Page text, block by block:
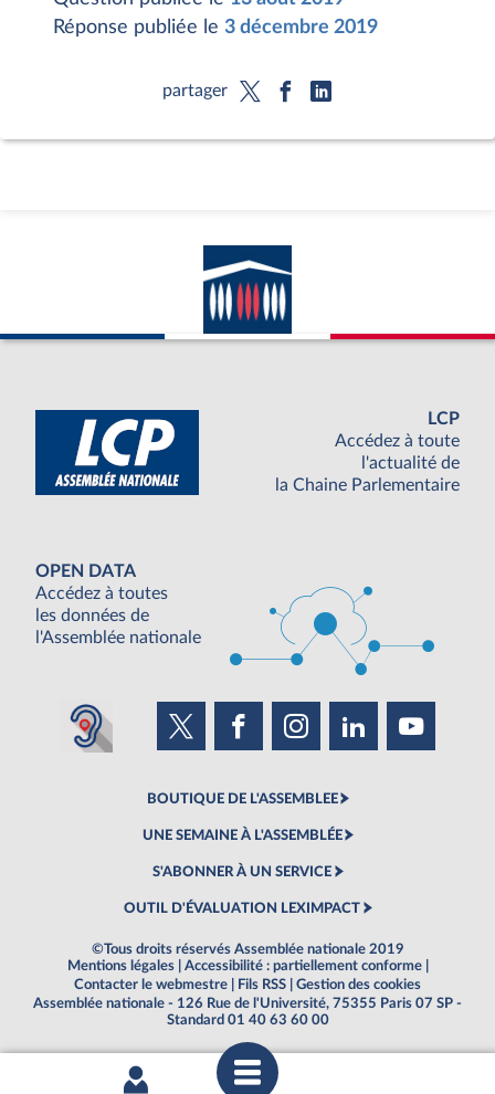
Réponse publiée le 3 décembre 2019
partager
LCP
Accédez à toute
l'actualité de
la Chaine Parlementaire
OPEN DATA
Accédez à toutes
les données de
l'Assemblée nationale
BOUTIQUE DE L'ASSEMBLEE
UNE SEMAINE À L'ASSEMBLÉE
S'ABONNER À UN SERVICE
OUTIL D'ÉVALUATION LEXIMPACT
©Tous droits réservés Assemblée nationale 2019
Mentions légales
Accessibilité : partiellement conforme
Contacter le webmestre
Fils RSS
Gestion des cookies
Assemblée nationale - 126 Rue de l'Université, 75355 Paris 07 SP -
Standard 01 40 63 60 00